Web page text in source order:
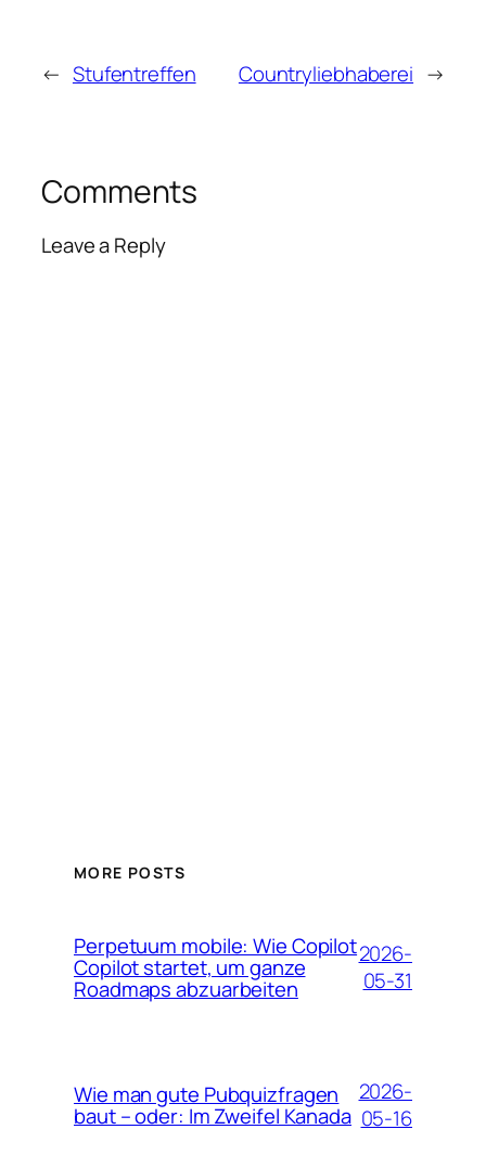
← Stufentreffen Countryliebhaberei →
Comments
Leave a Reply
MORE POSTS
Perpetuum mobile: Wie Copilot
Copilot startet, um ganze
Roadmaps abzuarbeiten
2026-
05-31
Wie man gute Pubquizfragen
baut – oder: Im Zweifel Kanada
2026-
05-16